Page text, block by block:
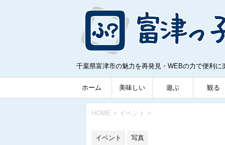
千葉県富津市の魅力を再発見・WEBの力で便利に
ホーム 美味しい 遊ぶ 観る
HOME > イベント >
イベント 写真